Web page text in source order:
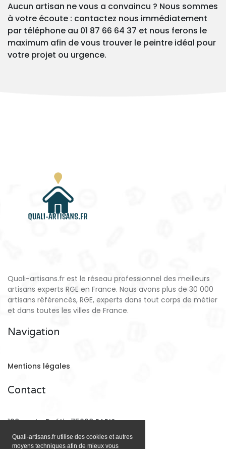
Quali-artisans.fr utilise des cookies et autres
moyens techniques afin de mieux vous
Aucun artisan ne vous a convaincu ? Nous sommes
à votre écoute : contactez nous immédiatement
par téléphone au 01 87 66 64 37 et nous ferons le
maximum afin de vous trouver le peintre idéal pour
votre projet ou urgence.
Quali-artisans.fr est le réseau professionnel des meilleurs
artisans experts RGE en France. Nous avons plus de 30 000
artisans référencés, RGE, experts dans tout corps de métier
et dans toutes les villes de France.
Navigation
Mentions légales
Contact
128 rue La Boétie 75008 PARIS